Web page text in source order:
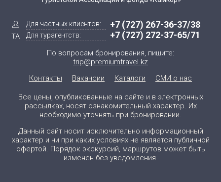
Для частных клиентов:
Для турагентств:
+7 (727) 267-36-37/38
+7 (727) 272-37-65/71
По вопросам бронирования, пишите:
trip@premiumtravel.kz
Контакты
Вакансии Каталоги СМИ о нас
Все цены, опубликованные на сайте и в электронных
рассылках, носят ознакомительный характер. Их
необходимо уточнять при бронировании.
Данный сайт носит исключительно информационный
характер и ни при каких условиях не является публичной
офертой. Порядок экскурсий, маршрутов может быть
изменен без уведомления.